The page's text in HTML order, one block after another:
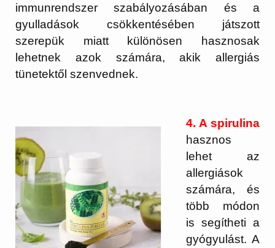
immunrendszer szabályozásában és a
gyulladások csökkentésében játszott
szerepük miatt különösen hasznosak
lehetnek azok számára, akik allergiás
tünetektől szenvednek.
4. A spirulina
hasznos
lehet az
allergiások
számára, és
több módon
is segítheti a
gyógyulást. A